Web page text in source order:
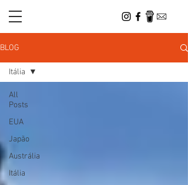
BLOG
All
Posts
EUA
Japão
Austrália
Itália
Itália